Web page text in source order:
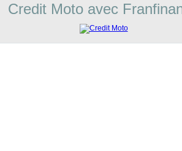
Credit Moto avec